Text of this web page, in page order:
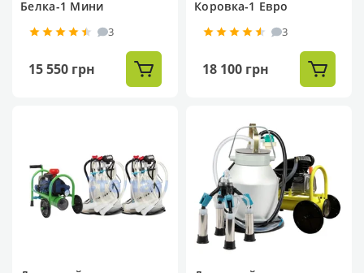
Белка-1 Мини
3
15 550 грн
Коровка-1 Евро
3
18 100 грн